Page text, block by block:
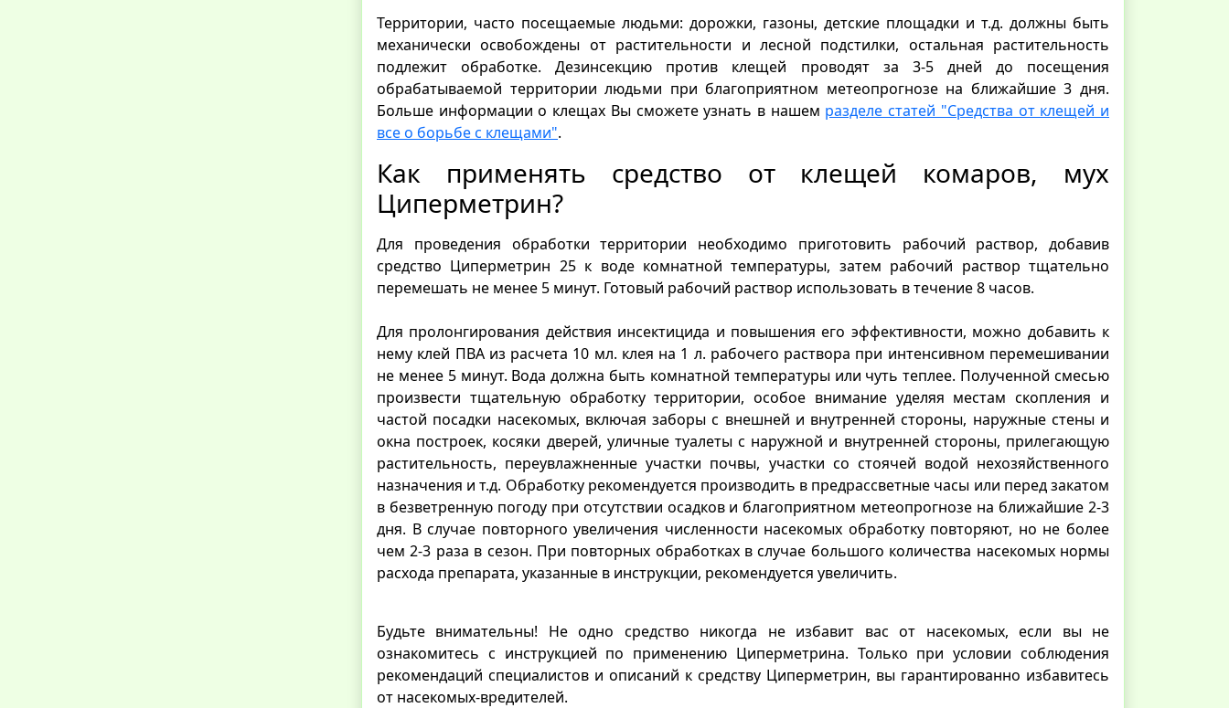
Территории, часто посещаемые людьми: дорожки, газоны, детские площадки и т.д. должны быть
механически освобождены от растительности и лесной подстилки, остальная растительность
подлежит обработке. Дезинсекцию против клещей проводят за 3-5 дней до посещения
обрабатываемой территории людьми при благоприятном метеопрогнозе на ближайшие 3 дня.
Больше информации о клещах Вы сможете узнать в нашем разделе статей "Средства от клещей и
все о борьбе с клещами".
Как применять средство от клещей комаров, мух
Циперметрин?
Для проведения обработки территории необходимо приготовить рабочий раствор, добавив
средство Циперметрин 25 к воде комнатной температуры, затем рабочий раствор тщательно
перемешать не менее 5 минут. Готовый рабочий раствор использовать в течение 8 часов.
Для пролонгирования действия инсектицида и повышения его эффективности, можно добавить к
нему клей ПВА из расчета 10 мл. клея на 1 л. рабочего раствора при интенсивном перемешивании
не менее 5 минут. Вода должна быть комнатной температуры или чуть теплее. Полученной смесью
произвести тщательную обработку территории, особое внимание уделяя местам скопления и
частой посадки насекомых, включая заборы с внешней и внутренней стороны, наружные стены и
окна построек, косяки дверей, уличные туалеты с наружной и внутренней стороны, прилегающую
растительность, переувлажненные участки почвы, участки со стоячей водой нехозяйственного
назначения и т.д. Обработку рекомендуется производить в предрассветные часы или перед закатом
в безветренную погоду при отсутствии осадков и благоприятном метеопрогнозе на ближайшие 2-3
дня. В случае повторного увеличения численности насекомых обработку повторяют, но не более
чем 2-3 раза в сезон. При повторных обработках в случае большого количества насекомых нормы
расхода препарата, указанные в инструкции, рекомендуется увеличить.
Будьте внимательны! Не одно средство никогда не избавит вас от насекомых, если вы не
ознакомитесь с инструкцией по применению Циперметрина. Только при условии соблюдения
рекомендаций специалистов и описаний к средству Циперметрин, вы гарантированно избавитесь
от насекомых-вредителей.